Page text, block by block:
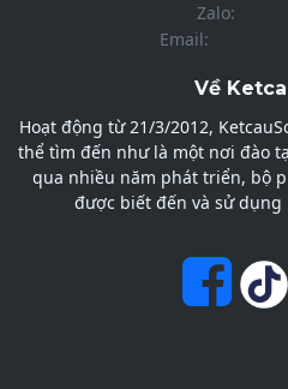
Zalo:
Email:
Về
Hoạt động từ 21/3/2012,
thể tìm đến như là một nơi đào
qua nhiều năm phát triển, bộ
được biết đến và sử